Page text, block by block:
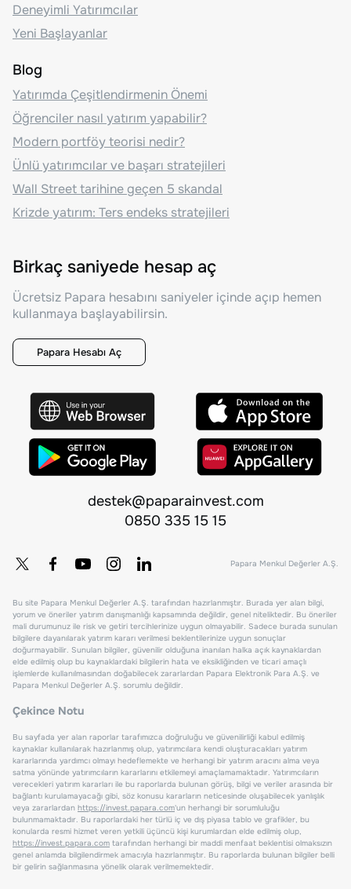
Deneyimli Yatırımcılar
Yeni Başlayanlar
Blog
Yatırımda Çeşitlendirmenin Önemi
Öğrenciler nasıl yatırım yapabilir?
Modern portföy teorisi nedir?
Ünlü yatırımcılar ve başarı stratejileri
Wall Street tarihine geçen 5 skandal
Krizde yatırım: Ters endeks stratejileri
Birkaç saniyede hesap aç
Ücretsiz Papara hesabını saniyeler içinde açıp hemen
kullanmaya başlayabilirsin.
Papara Hesabı Aç
destek@paparainvest.com
0850 335 15 15
Papara Menkul Değerler A.Ş.
Bu site Papara Menkul Değerler A.Ş. tarafından hazırlanmıştır. Burada yer alan bilgi,
yorum ve öneriler yatırım danışmanlığı kapsamında değildir, genel niteliktedir. Bu öneriler
mali durumunuz ile risk ve getiri tercihlerinize uygun olmayabilir. Sadece burada sunulan
bilgilere dayanılarak yatırım kararı verilmesi beklentilerinize uygun sonuçlar
doğurmayabilir. Sunulan bilgiler, güvenilir olduğuna inanılan halka açık kaynaklardan
elde edilmiş olup bu kaynaklardaki bilgilerin hata ve eksikliğinden ve ticari amaçlı
işlemlerde kullanılmasından doğabilecek zararlardan Papara Elektronik Para A.Ş. ve
Papara Menkul Değerler A.Ş. sorumlu değildir.
Çekince Notu
Bu sayfada yer alan raporlar tarafımızca doğruluğu ve güvenilirliği kabul edilmiş
kaynaklar kullanılarak hazırlanmış olup, yatırımcılara kendi oluşturacakları yatırım
kararlarında yardımcı olmayı hedeflemekte ve herhangi bir yatırım aracını alma veya
satma yönünde yatırımcıların kararlarını etkilemeyi amaçlamamaktadır. Yatırımcıların
verecekleri yatırım kararları ile bu raporlarda bulunan görüş, bilgi ve veriler arasında bir
bağlantı kurulamayacağı gibi, söz konusu kararların neticesinde oluşabilecek yanlışlık
veya zararlardan https://invest.papara.com'un herhangi bir sorumluluğu
bulunmamaktadır. Bu raporlardaki her türlü iç ve dış piyasa tablo ve grafikler, bu
konularda resmi hizmet veren yetkili üçüncü kişi kurumlardan elde edilmiş olup,
https://invest.papara.com tarafından herhangi bir maddi menfaat beklentisi olmaksızın
genel anlamda bilgilendirmek amacıyla hazırlanmıştır. Bu raporlarda bulunan bilgiler belli
bir gelirin sağlanmasına yönelik olarak verilmemektedir.